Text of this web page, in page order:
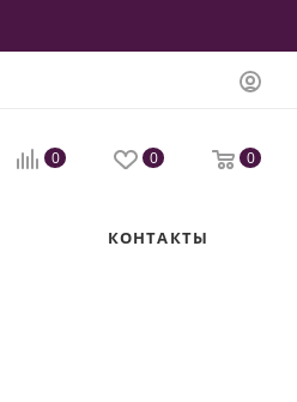
0 0 0
КОНТАКТЫ